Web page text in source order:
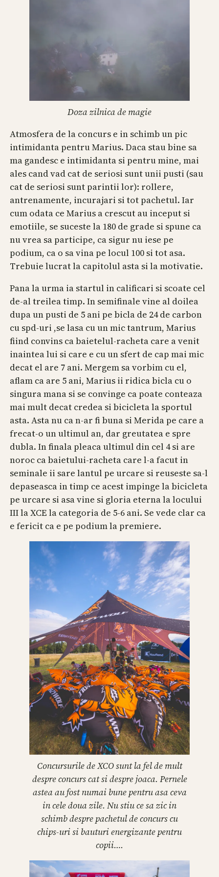
Doza zilnica de magie
Atmosfera de la concurs e in schimb un pic
intimidanta pentru Marius. Daca stau bine sa
ma gandesc e intimidanta si pentru mine, mai
ales cand vad cat de seriosi sunt unii pusti (sau
cat de seriosi sunt parintii lor): rollere,
antrenamente, incurajari si tot pachetul. Iar
cum odata ce Marius a crescut au inceput si
emotiile, se suceste la 180 de grade si spune ca
nu vrea sa participe, ca sigur nu iese pe
podium, ca o sa vina pe locul 100 si tot asa.
Trebuie lucrat la capitolul asta si la motivatie.
Pana la urma ia startul in calificari si scoate cel
de-al treilea timp. In semifinale vine al doilea
dupa un pusti de 5 ani pe bicla de 24 de carbon
cu spd-uri ,se lasa cu un mic tantrum, Marius
fiind convins ca baietelul-racheta care a venit
inaintea lui si care e cu un sfert de cap mai mic
decat el are 7 ani. Mergem sa vorbim cu el,
aflam ca are 5 ani, Marius ii ridica bicla cu o
singura mana si se convinge ca poate conteaza
mai mult decat credea si bicicleta la sportul
asta. Asta nu ca n-ar fi buna si Merida pe care a
frecat-o un ultimul an, dar greutatea e spre
dubla. In finala pleaca ultimul din cel 4 si are
noroc ca baietului-racheta care l-a facut in
seminale ii sare lantul pe urcare si reuseste sa-l
depaseasca in timp ce acest impinge la bicicleta
pe urcare si asa vine si gloria eterna la locului
III la XCE la categoria de 5-6 ani. Se vede clar ca
e fericit ca e pe podium la premiere.
Concursurile de XCO sunt la fel de mult
despre concurs cat si despre joaca. Pernele
astea au fost numai bune pentru asa ceva
in cele doua zile. Nu stiu ce sa zic in
schimb despre pachetul de concurs cu
chips-uri si bauturi energizante pentru
copii….